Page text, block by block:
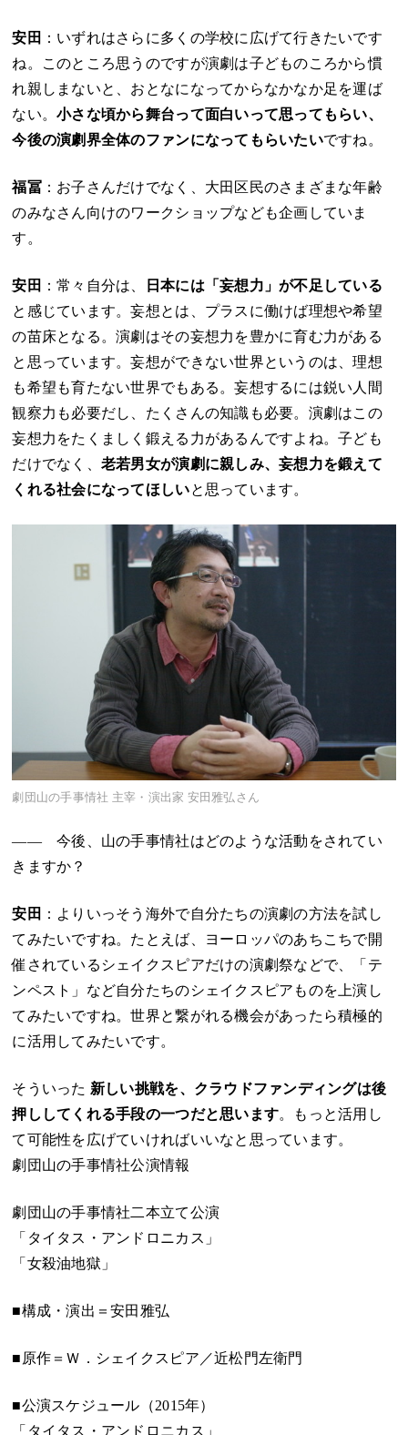
安田 ：いずれはさらに多くの学校に広げて行きたいです
ね。このところ思うのですが演劇は子どものころから慣
れ親しまないと、おとなになってからなかなか足を運ば
ない。小さな頃から舞台って面白いって思ってもらい、
今後の演劇界全体のファンになってもらいたいですね。
福冨：お子さんだけでなく、大田区民のさまざまな年齢
のみなさん向けのワークショップなども企画していま
す。
安田 ：常々自分は、
日本には「妄想力」が不足している
と感じています。妄想とは、プラスに働けば理想や希望
の苗床となる。演劇はその妄想力を豊かに育む力がある
と思っています。妄想ができない世界というのは、理想
も希望も育たない世界でもある。妄想するには鋭い人間
観察力も必要だし、たくさんの知識も必要。演劇はこの
妄想力をたくましく鍛える力があるんですよね。子ども
だけでなく、 老若男女が演劇に親しみ、妄想力を鍛えて
くれる社会になってほしいと思っています。
劇団山の手事情社 主宰・演出家 安田雅弘さん
―― 今後、山の手事情社はどのような活動をされてい
きますか？
安田 ：よりいっそう海外で自分たちの演劇の方法を試し
てみたいですね。たとえば、ヨーロッパのあちこちで開
催されているシェイクスピアだけの演劇祭などで、「テ
ンペスト」など自分たちのシェイクスピアものを上演し
てみたいですね。世界と繋がれる機会があったら積極的
に活用してみたいです。
そういった 新しい挑戦を、クラウドファンディングは後
押ししてくれる手段の一つだと思います。もっと活用し
て可能性を広げていければいいなと思っています。
劇団山の手事情社公演情報
劇団山の手事情社二本立て公演
「タイタス・アンドロニカス」
「女殺油地獄」
■構成・演出＝安田雅弘
■原作＝Ｗ．シェイクスピア／近松門左衛門
■公演スケジュール（2015年）
「タイタス・アンドロニカス」